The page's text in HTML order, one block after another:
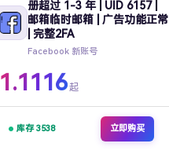
册超过 1-3 年 | UID 6157 |
邮箱临时邮箱 | 广告功能正常
| 完整2FA
Facebook 新账号
1.1116起
库存 3538 立即购买